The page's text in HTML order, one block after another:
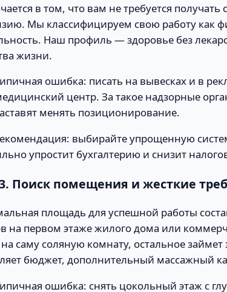
в том, что вам не требуется
Мы классифицируем свою работу как
Наш профиль — здоровье без
жизни.
ошибка: писать на вывесках и в
центр. За такое надзорные
менять позиционирование.
выбирайте упрощенную
упростит бухгалтерию и снизит
Поиск помещения и жесткие
площадь для успешной работы
на первом этаже жилого дома или
саму соляную комнату, остальное
бюджет, дополнительный массажный
ошибка: снять цокольный этаж с